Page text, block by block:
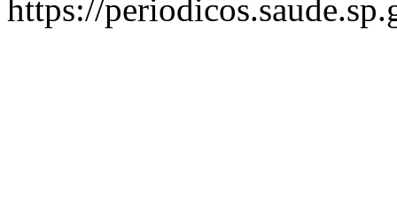
https://